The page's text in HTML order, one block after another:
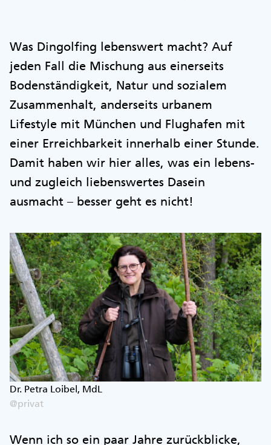
Was Dingolfing lebenswert macht? Auf
jeden Fall die Mischung aus einerseits
Bodenständigkeit, Natur und sozialem
Zusammenhalt, anderseits urbanem
Lifestyle mit München und Flughafen mit
einer Erreichbarkeit innerhalb einer Stunde.
Damit haben wir hier alles, was ein lebens-
und zugleich liebenswertes Dasein
ausmacht – besser geht es nicht!
Dr. Petra Loibel, MdL
@privat
Wenn ich so ein paar Jahre zurückblicke,